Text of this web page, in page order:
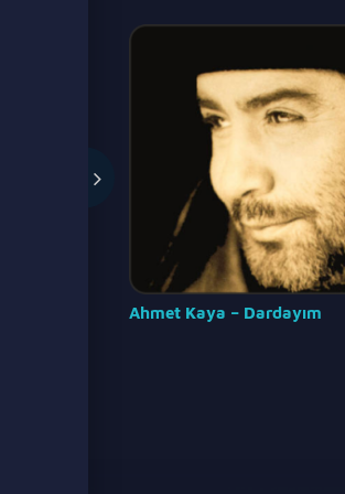
Ahmet Kaya – Dardayım